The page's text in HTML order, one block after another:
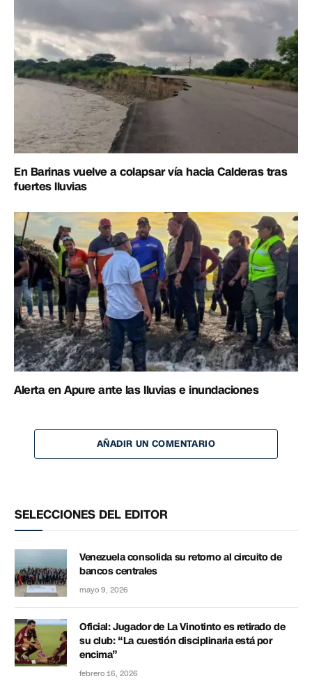
En Barinas vuelve a colapsar vía hacia Calderas tras
fuertes lluvias
Alerta en Apure ante las lluvias e inundaciones
AÑADIR UN COMENTARIO
SELECCIONES DEL EDITOR
Venezuela consolida su retorno al circuito de
bancos centrales
mayo 9, 2026
Oficial: Jugador de La Vinotinto es retirado de
su club: “La cuestión disciplinaria está por
encima”
febrero 16, 2026